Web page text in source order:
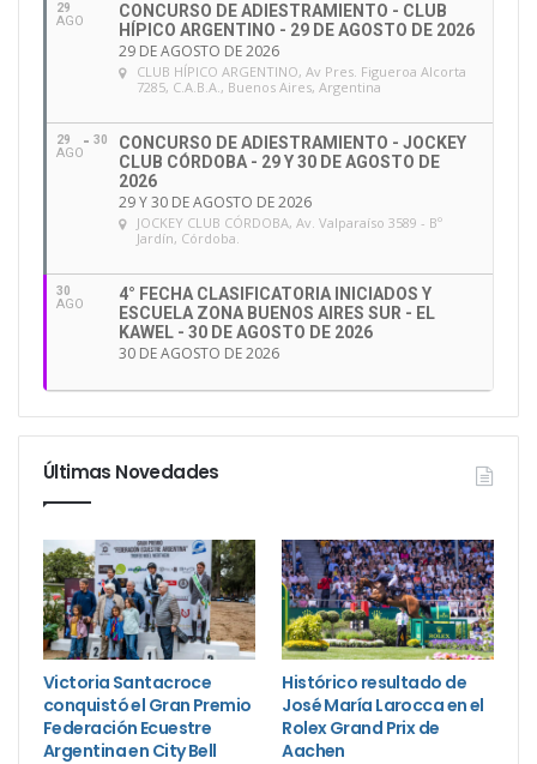
29
AGO
CONCURSO DE ADIESTRAMIENTO - CLUB
HÍPICO ARGENTINO - 29 DE AGOSTO DE 2026
29 DE AGOSTO DE 2026
CLUB HÍPICO ARGENTINO, Av Pres. Figueroa Alcorta
7285, C.A.B.A., Buenos Aires, Argentina
29
AGO
30
CONCURSO DE ADIESTRAMIENTO - JOCKEY
CLUB CÓRDOBA - 29 Y 30 DE AGOSTO DE
2026
29 Y 30 DE AGOSTO DE 2026
JOCKEY CLUB CÓRDOBA, Av. Valparaíso 3589 - Bº
Jardín, Córdoba.
30
AGO
4° FECHA CLASIFICATORIA INICIADOS Y
ESCUELA ZONA BUENOS AIRES SUR - EL
KAWEL - 30 DE AGOSTO DE 2026
30 DE AGOSTO DE 2026
Últimas Novedades
Victoria Santacroce
conquistó el Gran Premio
Federación Ecuestre
Argentina en City Bell
Histórico resultado de
José María Larocca en el
Rolex Grand Prix de
Aachen